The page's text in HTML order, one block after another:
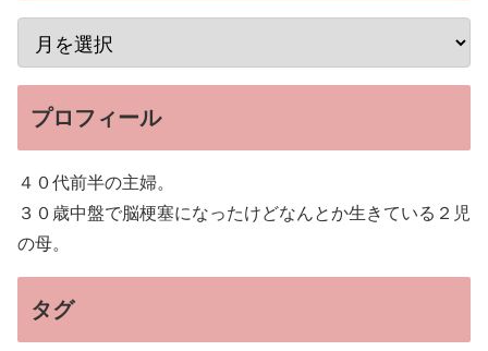
プロフィール
４０代前半の主婦。
３０歳中盤で脳梗塞になったけどなんとか生きている２児
の母。
タグ